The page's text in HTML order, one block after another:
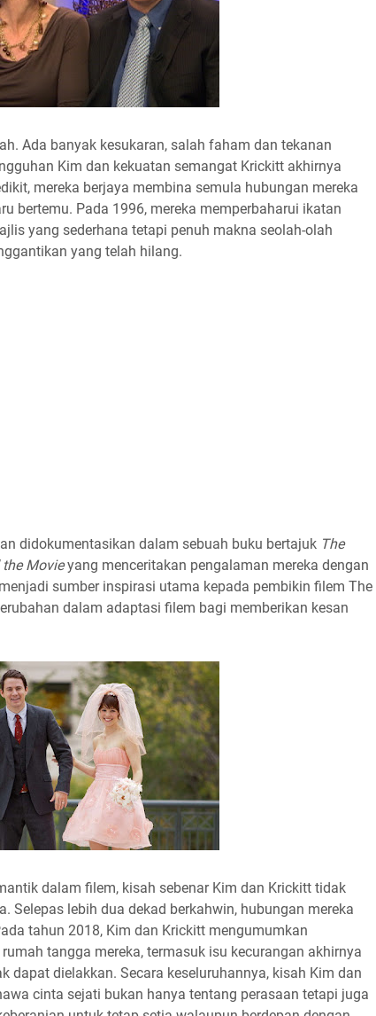
Ada banyak kesukaran, salah faham dan tekanan
Kim dan kekuatan semangat Krickitt akhirnya
mereka berjaya membina semula hubungan mereka
bertemu. Pada 1996, mereka memperbaharui ikatan
yang sederhana tetapi penuh makna seolah-olah
yang telah hilang.
didokumentasikan dalam sebuah buku bertajuk The
the Movieyang menceritakan pengalaman mereka dengan
sumber inspirasi utama kepada pembikin filem The
dalam adaptasi filem bagi memberikan kesan
dalam filem, kisah sebenar Kim dan Krickitt tidak
Selepas lebih dua dekad berkahwin, hubungan mereka
tahun 2018, Kim dan Krickitt mengumumkan
tangga mereka, termasuk isu kecurangan akhirnya
dapat dielakkan. Secara keseluruhannya, kisah Kim dan
cinta sejati bukan hanya tentang perasaan tetapi juga